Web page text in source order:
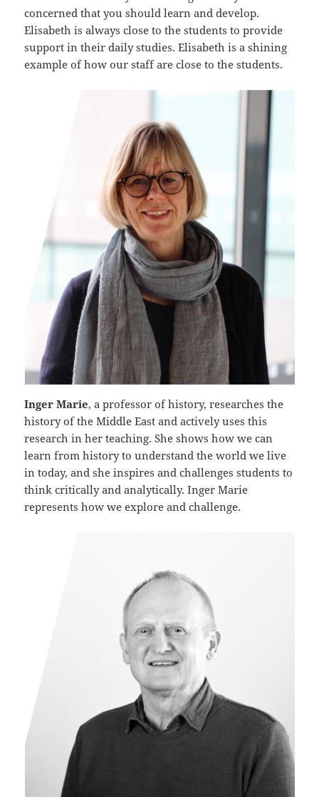
concerned that you should learn and develop.
Elisabeth is always close to the students to provide
support in their daily studies. Elisabeth is a shining
example of how our staff are close to the students.
Inger Marie, a professor of history, researches the
history of the Middle East and actively uses this
research in her teaching. She shows how we can
learn from history to understand the world we live
in today, and she inspires and challenges students to
think critically and analytically. Inger Marie
represents how we explore and challenge.